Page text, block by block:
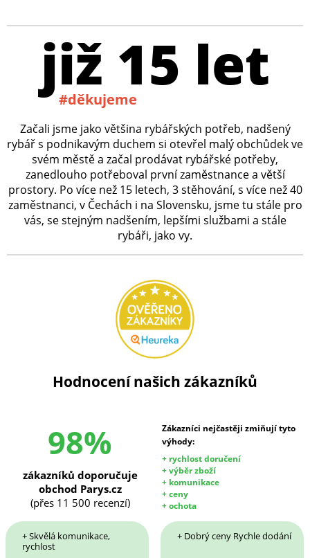
již 15 let
#děkujeme
Začali jsme jako většina rybářských potřeb, nadšený
rybář s podnikavým duchem si otevřel malý obchůdek ve
svém městě a začal prodávat rybářské potřeby,
zanedlouho potřeboval první zaměstnance a větší
prostory. Po více než 15 letech, 3 stěhování, s více než 40
zaměstnanci, v Čechách i na Slovensku, jsme tu stále pro
vás, se stejným nadšením, lepšími službami a stále
rybáři, jako vy.
Hodnocení našich zákazníků
98%
Zákazníci nejčastěji zmiňují tyto
výhody:
+ rychlost doručení
+ výběr zboží
+ komunikace
+ ceny
+ ochota
zákazníků doporučuje
obchod Parys.cz
(přes 11 500 recenzí)
+ Skvělá komunikace,
rychlost
+ Dobrý ceny Rychle dodání